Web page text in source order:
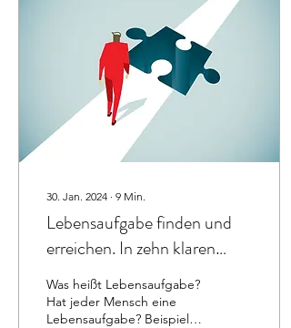
30. Jan. 2024 ∙ 9 Min.
Lebensaufgabe finden und
erreichen. In zehn klaren
Schritten zum Ziel.
Was heißt Lebensaufgabe?
Hat jeder Mensch eine
Lebensaufgabe? Beispiele